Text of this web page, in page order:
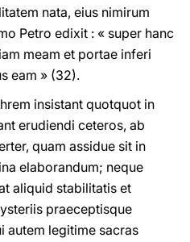
nata, eius nimirum
Petro edixit : « super hanc
meam et portae inferi
eam » (32).
insistant quotquot in
erudiendi ceteros, ab
quam assidue sit in
elaborandum; neque
aliquid stabilitatis et
praeceptisque
autem legitime sacras